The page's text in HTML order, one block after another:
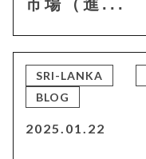
市場（進...
SRI-LANKA
BLOG
2025.01.22